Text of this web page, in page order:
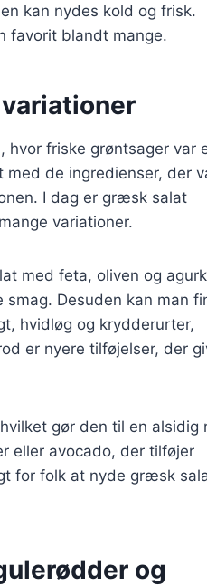
kan nydes kold og frisk.
favorit blandt mange.
friske grøntsager var
de ingredienser, der
I dag er græsk salat
variationer.
med feta, oliven og
Desuden kan man
hvidløg og krydderurter,
er nyere tilføjelser, der
gør den til en alsidig
eller avocado, der tilføjer
for folk at nyde græsk
og